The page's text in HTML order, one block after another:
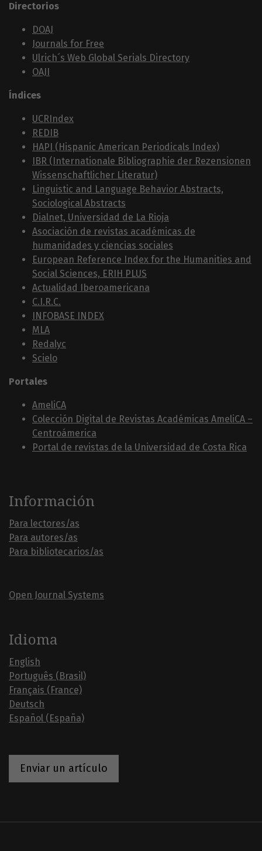
Directorios
DOAJ
Journals for Free
Ulrich´s Web Global Serials Directory
OAJI
Índices
UCRIndex
REDIB
HAPI (Hispanic American Periodicals Index)
IBR (Internationale Bibliographie der Rezensionen
Wissenschaftlicher Literatur)
Linguistic and Language Behavior Abstracts,
Sociological Abstracts
Dialnet, Universidad de La Rioja
Asociación de revistas académicas de
humanidades y ciencias sociales
European Reference Index for the Humanities and
Social Sciences, ERIH PLUS
Actualidad Iberoamericana
C.I.R.C.
INFOBASE INDEX
MLA
Redalyc
Scielo
Portales
AmeliCA
Colección Digital de Revistas Académicas AmeliCA –
Centroámerica
Portal de revistas de la Universidad de Costa Rica
Información
Para lectores/as
Para autores/as
Para bibliotecarios/as
Open Journal Systems
Idioma
English
Português (Brasil)
Français (France)
Deutsch
Español (España)
Enviar un artículo